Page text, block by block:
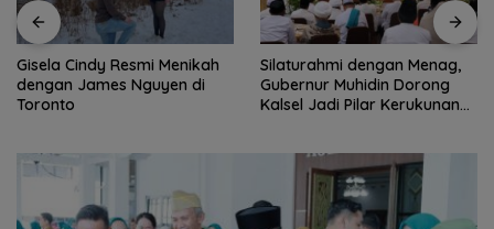
Gisela Cindy Resmi Menikah
dengan James Nguyen di
Toronto
Silaturahmi dengan Menag,
Gubernur Muhidin Dorong
Kalsel Jadi Pilar Kerukunan